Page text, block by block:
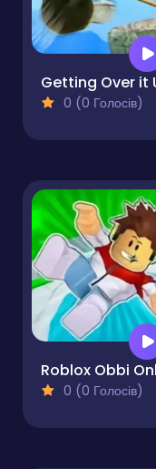
0 (0 Голосів)
0 (0 Голосів)